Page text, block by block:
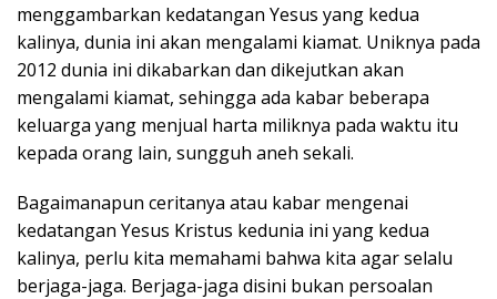
menggambarkan kedatangan Yesus yang kedua
kalinya, dunia ini akan mengalami kiamat. Uniknya pada
2012 dunia ini dikabarkan dan dikejutkan akan
mengalami kiamat, sehingga ada kabar beberapa
keluarga yang menjual harta miliknya pada waktu itu
kepada orang lain, sungguh aneh sekali.
Bagaimanapun ceritanya atau kabar mengenai
kedatangan Yesus Kristus kedunia ini yang kedua
kalinya, perlu kita memahami bahwa kita agar selalu
berjaga-jaga. Berjaga-jaga disini bukan persoalan